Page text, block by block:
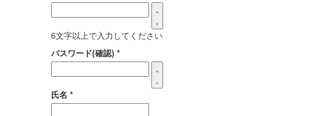
6文字以上で入力してください
パスワード(確認) *
氏名 *